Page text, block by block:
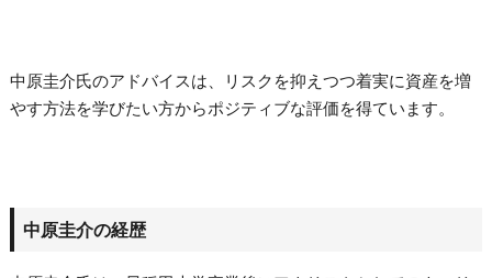
中原圭介氏のアドバイスは、リスクを抑えつつ着実に資産を増
やす方法を学びたい方からポジティブな評価を得ています。
中原圭介の経歴